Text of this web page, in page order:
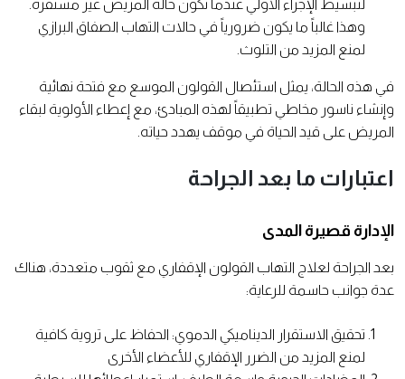
لتبسيط الإجراء الأولي عندما تكون حالة المريض غير مستقرة.
وهذا غالباً ما يكون ضرورياً في حالات التهاب الصفاق البرازي
لمنع المزيد من التلوث.
في هذه الحالة، يمثل استئصال القولون الموسع مع فتحة نهائية
وإنشاء ناسور مخاطي تطبيقاً لهذه المبادئ، مع إعطاء الأولوية لبقاء
المريض على قيد الحياة في موقف يهدد حياته.
اعتبارات ما بعد الجراحة
الإدارة قصيرة المدى
بعد الجراحة لعلاج التهاب القولون الإقفاري مع ثقوب متعددة، هناك
عدة جوانب حاسمة للرعاية:
تحقيق الاستقرار الديناميكي الدموي: الحفاظ على تروية كافية
لمنع المزيد من الضرر الإقفاري للأعضاء الأخرى